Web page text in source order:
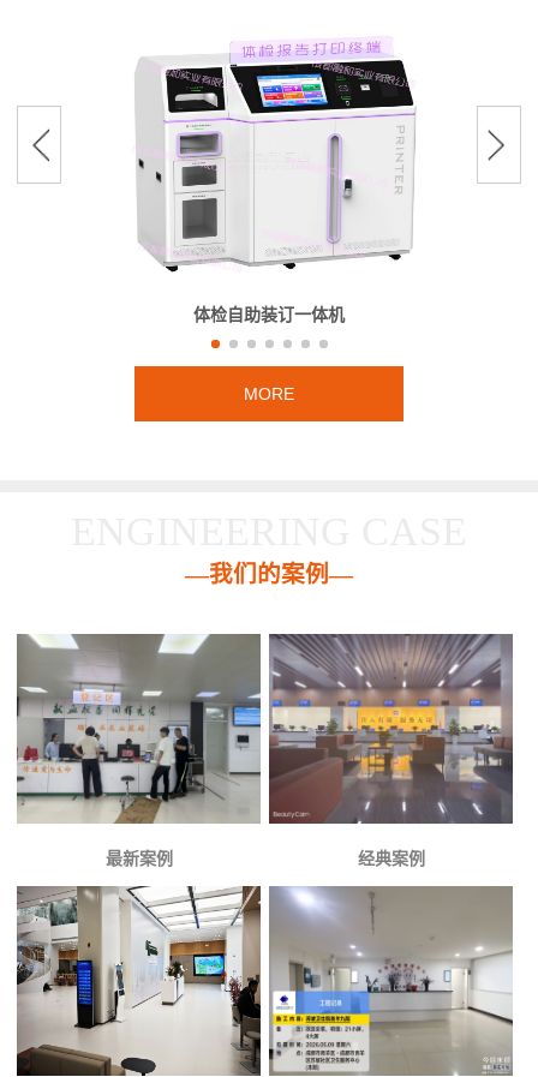
体检自助装订一体机
MORE
—我们的案例—
最新案例 经典案例